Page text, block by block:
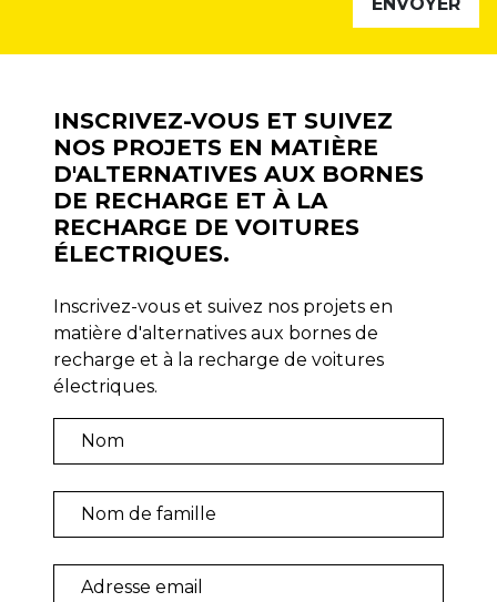
INSCRIVEZ-VOUS ET SUIVEZ
NOS PROJETS EN MATIÈRE
D'ALTERNATIVES AUX BORNES
DE RECHARGE ET À LA
RECHARGE DE VOITURES
ÉLECTRIQUES.
Inscrivez-vous et suivez nos projets en
matière d'alternatives aux bornes de
recharge et à la recharge de voitures
électriques.